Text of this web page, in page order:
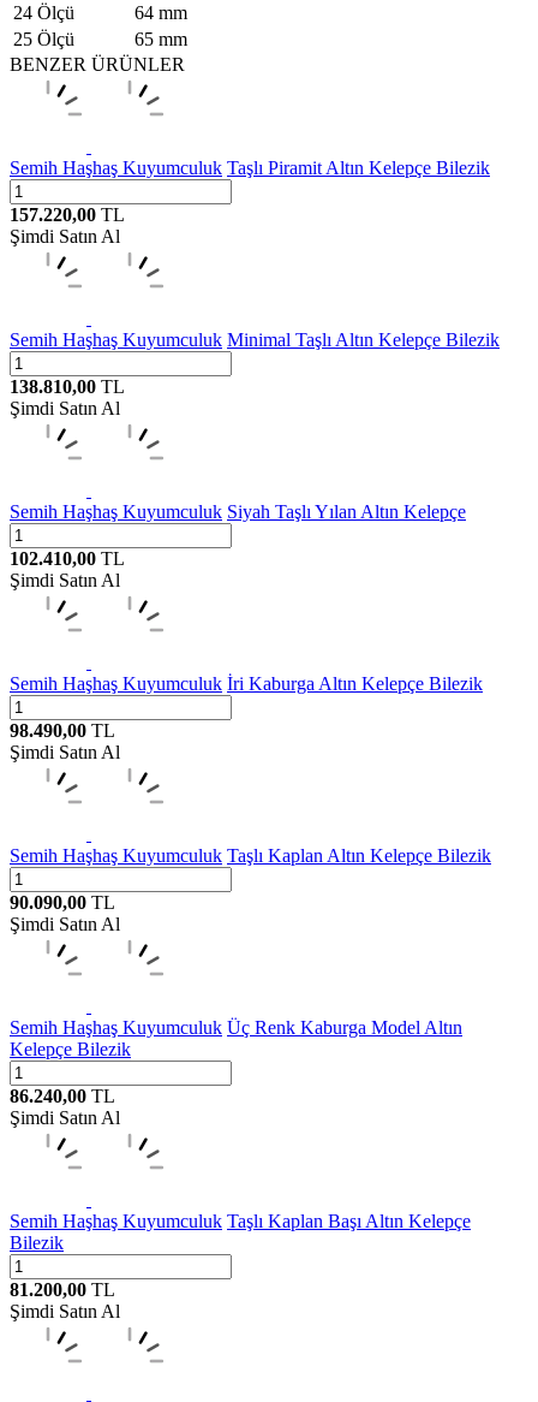
24 Ölçü
64 mm
25 Ölçü
65 mm
BENZER ÜRÜNLER
Semih Haşhaş Kuyumculuk Taşlı Piramit Altın Kelepçe Bilezik
157.220,00 TL
Şimdi Satın Al
Semih Haşhaş Kuyumculuk Minimal Taşlı Altın Kelepçe Bilezik
138.810,00 TL
Şimdi Satın Al
Semih Haşhaş Kuyumculuk Siyah Taşlı Yılan Altın Kelepçe
102.410,00 TL
Şimdi Satın Al
Semih Haşhaş Kuyumculuk İri Kaburga Altın Kelepçe Bilezik
98.490,00 TL
Şimdi Satın Al
Semih Haşhaş Kuyumculuk Taşlı Kaplan Altın Kelepçe Bilezik
90.090,00 TL
Şimdi Satın Al
Semih Haşhaş Kuyumculuk Üç Renk Kaburga Model Altın
Kelepçe Bilezik
86.240,00 TL
Şimdi Satın Al
Semih Haşhaş Kuyumculuk Taşlı Kaplan Başı Altın Kelepçe
Bilezik
81.200,00 TL
Şimdi Satın Al